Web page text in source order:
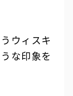
ウィスキ
な印象を